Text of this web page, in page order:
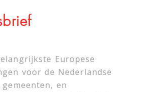
Europese
voor de Nederlandse
en